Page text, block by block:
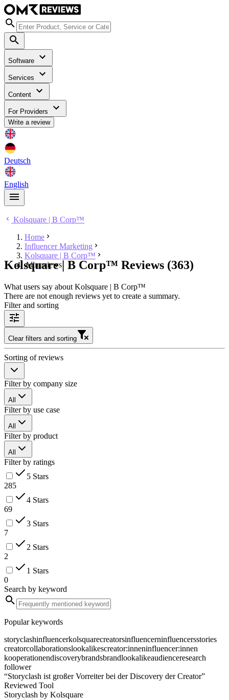
Software
Services
Content
For Providers
Write a review
Deutsch
English
Kolsquare | B Corp™️
Home
Influencer Marketing
Kolsquare | B Corp™️
All reviews
Kolsquare | B Corp™️ Reviews (363)
What users say about Kolsquare | B Corp™️
There are not enough reviews yet to create a summary.
Filter and sorting
Clear filters and sorting
Sorting of reviews
Filter by company size
All
Filter by use case
All
Filter by product
All
Filter by ratings
5 Stars
285
4 Stars
69
3 Stars
7
2 Stars
2
1 Stars
0
Search by keyword
Popular keywords
storyclashinfluencerkolsquarecreatorsinfluencerninfluencersstories
creatorcollaborationslookalikescreator:inneninfluencer:innen
kooperationendiscoverybrandsbrandlookalikeaudienceresearch
follower
“Storyclash ist großer Vorreiter bei der Discovery der Creator”
Reviewed Tool
Storyclash by Kolsquare